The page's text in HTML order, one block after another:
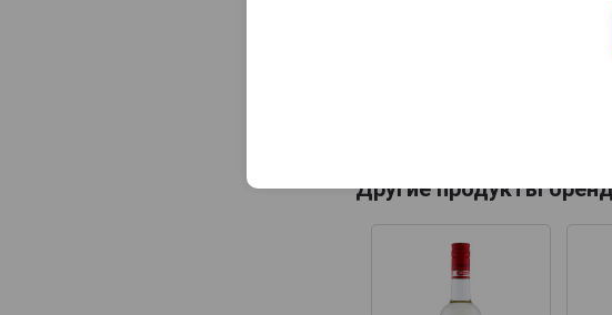
Другие продукты